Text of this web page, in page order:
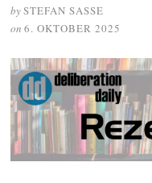
bySTEFAN SASSE
on 6. OKTOBER 2025